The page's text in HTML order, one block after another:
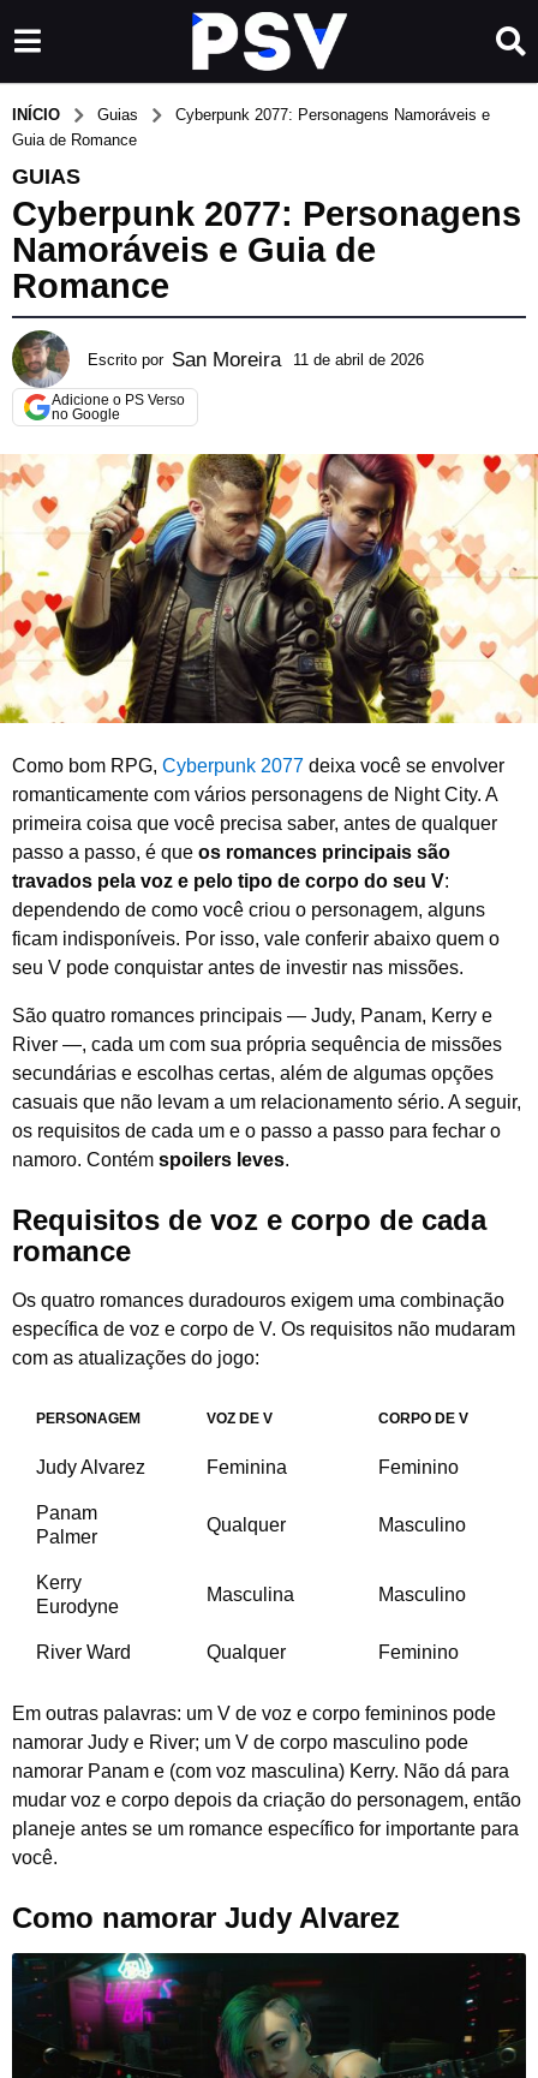
INÍCIO Guias
Cyberpunk 2077: Personagens Namoráveis e
Guia de Romance
GUIAS
Cyberpunk 2077: Personagens
Namoráveis e Guia de
Romance
Escrito por San Moreira 11 de abril de 2026
u
n
o
d
e
2
0
2
6
Adicione o PS Verso
no Google
Como bom RPG, Cyberpunk 2077 deixa você se envolver
romanticamente com vários personagens de Night City. A
primeira coisa que você precisa saber, antes de qualquer
passo a passo, é que os romances principais são
travados pela voz e pelo tipo de corpo do seu V:
dependendo de como você criou o personagem, alguns
ficam indisponíveis. Por isso, vale conferir abaixo quem o
seu V pode conquistar antes de investir nas missões.
São quatro romances principais — Judy, Panam, Kerry e
River —, cada um com sua própria sequência de missões
secundárias e escolhas certas, além de algumas opções
casuais que não levam a um relacionamento sério. A seguir,
os requisitos de cada um e o passo a passo para fechar o
namoro. Contém spoilers leves.
Requisitos de voz e corpo de cada
romance
Os quatro romances duradouros exigem uma combinação
específica de voz e corpo de V. Os requisitos não mudaram
com as atualizações do jogo:
PERSONAGEM VOZ DE V CORPO DE V
Judy Alvarez Feminina Feminino
Panam
Palmer
Qualquer Masculino
Kerry
Eurodyne
Masculina Masculino
River Ward Qualquer Feminino
Em outras palavras: um V de voz e corpo femininos pode
namorar Judy e River; um V de corpo masculino pode
namorar Panam e (com voz masculina) Kerry. Não dá para
mudar voz e corpo depois da criação do personagem, então
planeje antes se um romance específico for importante para
você.
Como namorar Judy Alvarez